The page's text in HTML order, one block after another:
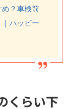
？車検前
ハッピー
くらい下